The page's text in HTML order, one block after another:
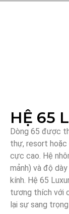
HỆ 65
Dòng 65 được
thự, resort hoặc
cực cao. Hệ
mảnh) và độ
kính. Hệ 65
tương thích với
lại sự sang